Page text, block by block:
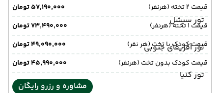
تور سیشل
تور آفریقای جنوبی
تور کنیا
قیمت 2 تخته (هرنفر)
۵۷٬۱۹۰٬۰۰۰ تومان
قیمت 1 تخته (هرنفر)
۷۳٬۴۹۰٬۰۰۰ تومان
قیمت کودک با تخت (هر نفر)
۴۹٬۰۹۰٬۰۰۰ تومان
قیمت کودک بدون تخت (هرنفر)
۴۵٬۹۹۰٬۰۰۰ تومان
مشاوره و رزرو رایگان